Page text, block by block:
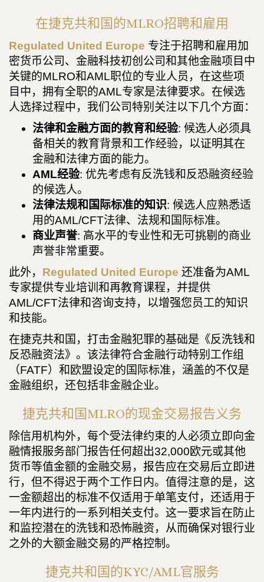
在捷克共和国的MLRO招聘和雇用
Regulated United Europe 专注于招聘和雇用加
密货币公司、金融科技初创公司和其他金融项目中
关键的MLRO和AML职位的专业人员，在这些项
目中，拥有全职的AML专家是法律要求。在候选
人选择过程中，我们公司特别关注以下几个方面：
法律和金融方面的教育和经验: 候选人必须具
备相关的教育背景和工作经验，以证明其在
金融和法律方面的能力。
AML经验: 优先考虑有反洗钱和反恐融资经验
的候选人。
法律法规和国际标准的知识: 候选人应熟悉适
用的AML/CFT法律、法规和国际标准。
商业声誉: 高水平的专业性和无可挑剔的商业
声誉非常重要。
此外， Regulated United Europe 还准备为AML
专家提供专业培训和再教育课程，并提供
AML/CFT法律和咨询支持，以增强您员工的知识
和技能。
在捷克共和国，打击金融犯罪的基础是《反洗钱和
反恐融资法》。该法律符合金融行动特别工作组
（FATF）和欧盟设定的国际标准，涵盖的不仅是
金融组织，还包括非金融企业。
捷克共和国MLRO的现金交易报告义务
除信用机构外，每个受法律约束的人必须立即向金
融情报服务部门报告任何超出32,000欧元或其他
货币等值金额的金融交易，报告应在交易后立即进
行，但不得迟于两个工作日内。值得注意的是，这
一金额超出的标准不仅适用于单笔支付，还适用于
一年内进行的一系列相关支付。这一要求旨在防止
和监控潜在的洗钱和恐怖融资，从而确保对银行业
之外的大额金融交易的严格控制。
捷克共和国的KYC/AML官服务